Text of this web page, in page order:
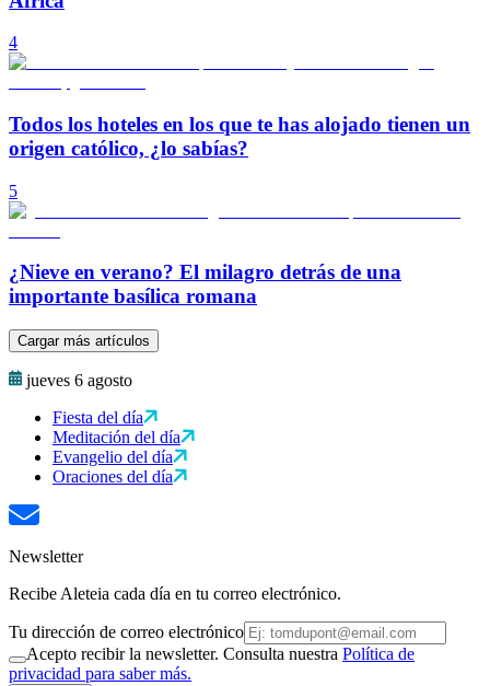
4
Todos los hoteles en los que te has alojado tienen un
origen católico, ¿lo sabías?
5
¿Nieve en verano? El milagro detrás de una
importante basílica romana
Cargar más artículos
jueves 6 agosto
Fiesta del día
Meditación del día
Evangelio del día
Oraciones del día
Newsletter
Recibe Aleteia cada día en tu correo electrónico.
Tu dirección de correo electrónico
Acepto recibir la newsletter. Consulta nuestra Política de
privacidad para saber más.